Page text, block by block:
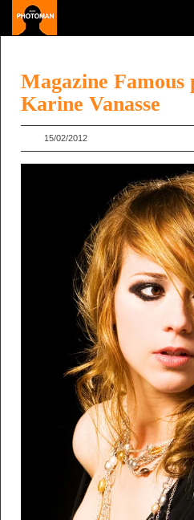
Magazine Famous
Karine Vanasse
15/02/2012